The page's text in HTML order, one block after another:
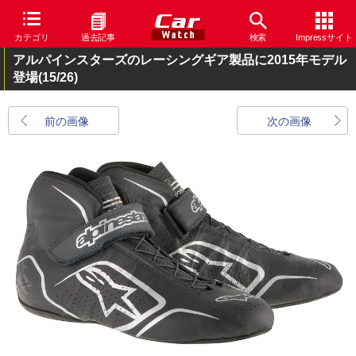
カテゴリ 過去記事 検索 Impressサイト
アルパインスターズのレーシングギア製品に2015年モデル
登場(15/26)
前の画像 次の画像